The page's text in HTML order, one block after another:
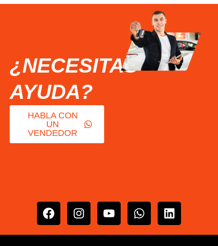
¿NECESITAS
AYUDA?
HABLA CON
UN
VENDEDOR
F
a
I
n
Y
o
W
h
L
i